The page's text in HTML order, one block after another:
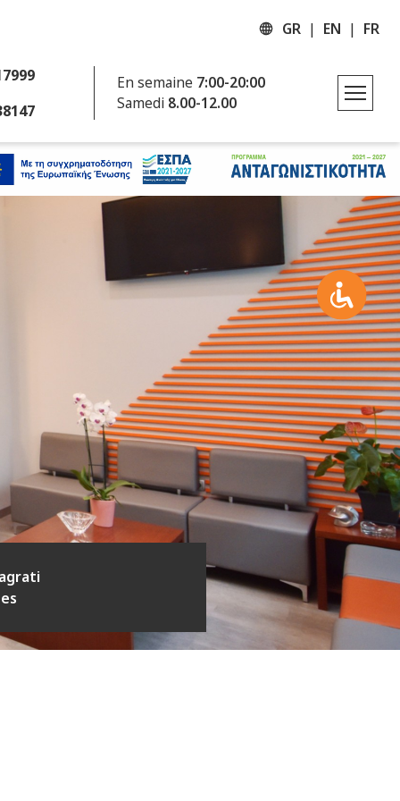
GR EN FR
En semaine 7:00-20:00
Samedi 8.00-12.00